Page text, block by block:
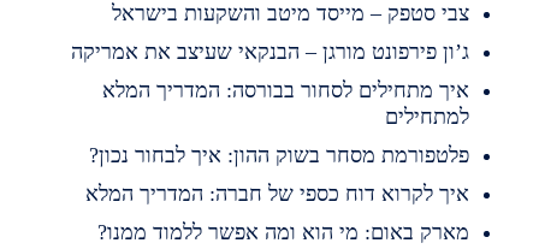
סטפק – מייסד מיטב והשקעות בישראל
פירפונט מורגן – הבנקאי שעיצב את אמריקה
מתחילים לסחור בבורסה: המדריך המלא
מסחר בשוק ההון: איך לבחור נכון?
לקרוא דוח כספי של חברה: המדריך המלא
באום: מי הוא ומה אפשר ללמוד ממנו?